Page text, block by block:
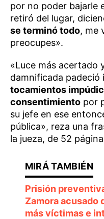
por no poder bajarle
retiró del lugar,
se terminó todo, me
preocupes».
«Luce más acertado
damnificada padeció
tocamientos
consentimiento por
su jefe en ese
pública», reza una
la jueza, de 52
Prisión
Zamora acusado
más víctimas e